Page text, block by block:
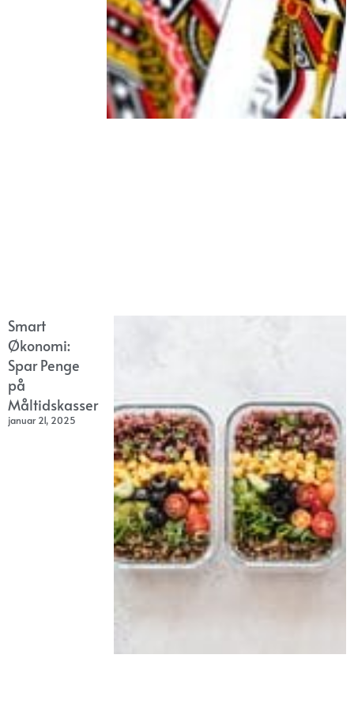
Smart
Økonomi:
Spar Penge
på
Måltidskasser
januar 21, 2025